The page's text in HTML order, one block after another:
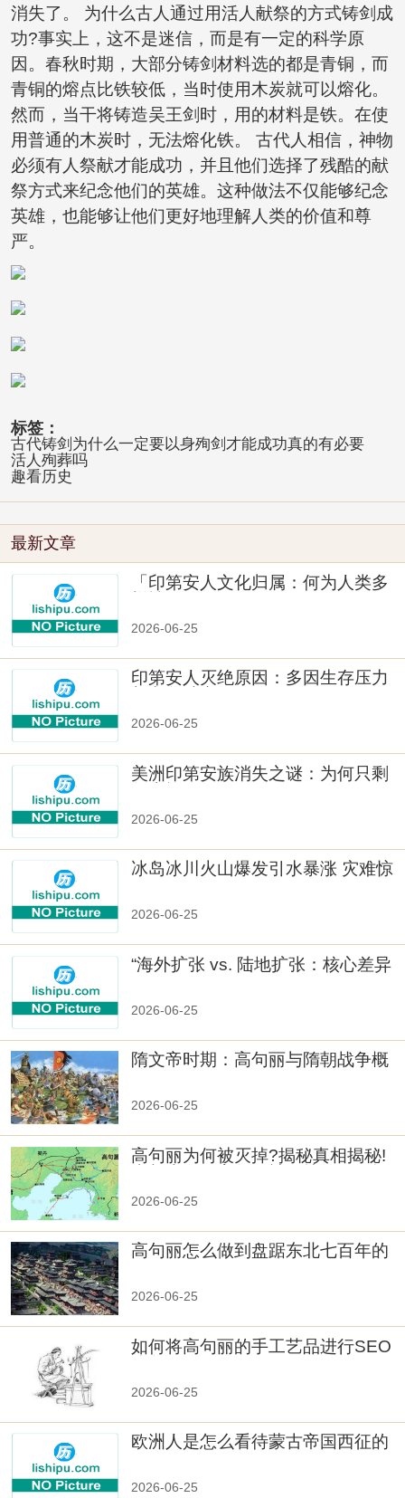
消失了。 为什么古人通过用活人献祭的方式铸剑成
功?事实上，这不是迷信，而是有一定的科学原
因。春秋时期，大部分铸剑材料选的都是青铜，而
青铜的熔点比铁较低，当时使用木炭就可以熔化。
然而，当干将铸造吴王剑时，用的材料是铁。在使
用普通的木炭时，无法熔化铁。 古代人相信，神物
必须有人祭献才能成功，并且他们选择了残酷的献
祭方式来纪念他们的英雄。这种做法不仅能够纪念
英雄，也能够让他们更好地理解人类的价值和尊
严。
标签：
古代铸剑为什么一定要以身殉剑才能成功真的有必要
活人殉葬吗
趣看历史
最新文章
「印第安人文化归属：何为人类多
2026-06-25
印第安人灭绝原因：多因生存压力
2026-06-25
美洲印第安族消失之谜：为何只剩
2026-06-25
冰岛冰川火山爆发引水暴涨 灾难惊
2026-06-25
“海外扩张 vs. 陆地扩张：核心差异
2026-06-25
隋文帝时期：高句丽与隋朝战争概
2026-06-25
高句丽为何被灭掉?揭秘真相揭秘!
2026-06-25
高句丽怎么做到盘踞东北七百年的
2026-06-25
如何将高句丽的手工艺品进行SEO
2026-06-25
欧洲人是怎么看待蒙古帝国西征的
2026-06-25